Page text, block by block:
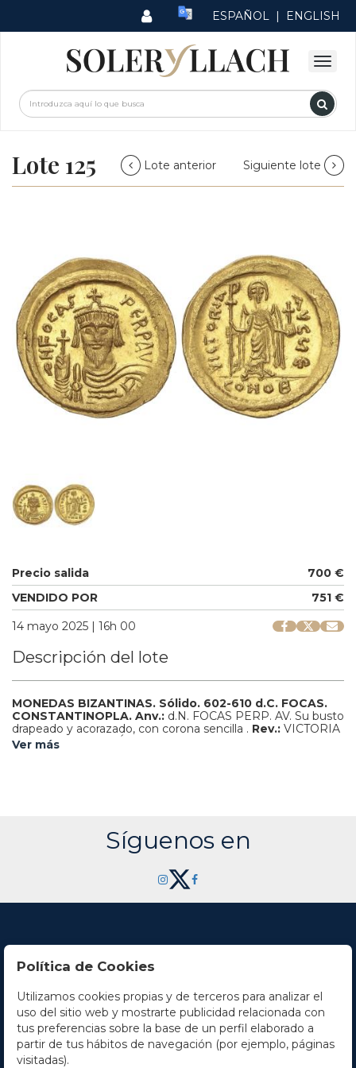
ESPAÑOL | ENGLISH
Lote 125 Lote anterior Siguiente lote
Precio salida
700 €
VENDIDO POR
751 €
14 mayo 2025 | 16h 00
Descripción del lote
MONEDAS BIZANTINAS. Sólido. 602-610 d.C. FOCAS.
CONSTANTINOPLA. Anv.: d.N. FOCAS PERP. AV. Su busto
drapeado y acorazado, con corona sencilla . Rev.: VICTORIA
AVG. Y. E. CONOB. Ángel en pie de frente, con bastón
Ver más
Síguenos en
Contacto
Horario
La empresa
Política de Cookies
Utilizamos cookies propias y de terceros para analizar el
uso del sitio web y mostrarte publicidad relacionada con
tus preferencias sobre la base de un perfil elaborado a
partir de tus hábitos de navegación (por ejemplo, páginas
visitadas).